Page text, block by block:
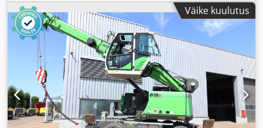
Väike kuulutus